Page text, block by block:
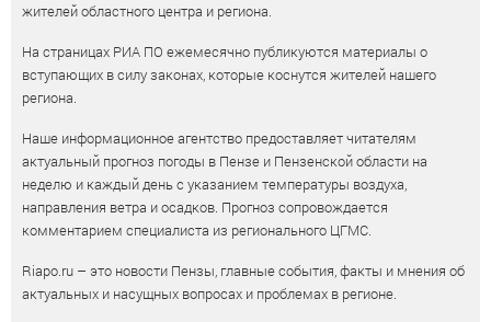
жителей областного центра и региона.
На страницах РИА ПО ежемесячно публикуются материалы о
вступающих в силу законах, которые коснутся жителей нашего
региона.
Наше информационное агентство предоставляет читателям
актуальный прогноз погоды в Пензе и Пензенской области на
неделю и каждый день с указанием температуры воздуха,
направления ветра и осадков. Прогноз сопровождается
комментарием специалиста из регионального ЦГМС.
Riapo.ru – это новости Пензы, главные события, факты и мнения об
актуальных и насущных вопросах и проблемах в регионе.